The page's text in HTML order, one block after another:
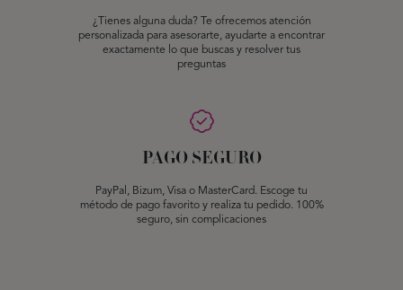
¿Tienes alguna duda? Te ofrecemos atención
personalizada para asesorarte, ayudarte a encontrar
exactamente lo que buscas y resolver tus
preguntas
PAGO SEGURO
PayPal, Bizum, Visa o MasterCard. Escoge tu
método de pago favorito y realiza tu pedido. 100%
seguro, sin complicaciones